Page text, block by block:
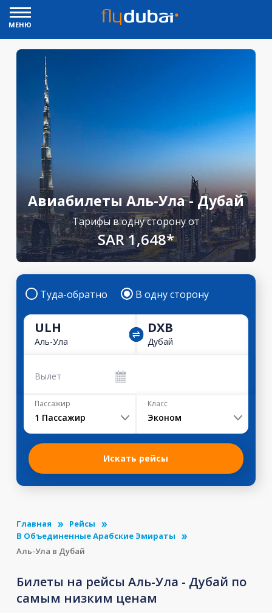
МЕНЮ
Авиабилеты Аль-Ула - Дубай
Тарифы в одну сторону от
SAR 1,648*
Туда-обратно В одну сторону
ULH
Аль-Ула
DXB
Дубай
Вылет
Пассажир
1 Пассажир
Класс
Эконом
Искать рейсы
Главная
Рейсы
В Объединенные Арабские Эмираты
Аль-Ула в Дубай
Билеты на рейсы Аль-Ула - Дубай по
самым низким ценам